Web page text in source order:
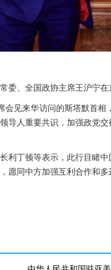
委、全国政协主席王沪宁
会见来华访问的斯塔默首
导人重要共识，加强政党
利丁顿等表示，此行目睹
愿同中方加强互利合作和多